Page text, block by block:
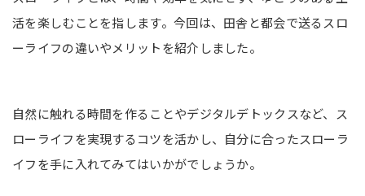
活を楽しむことを指します。今回は、田舎と都会で送るスロ
ーライフの違いやメリットを紹介しました。
自然に触れる時間を作ることやデジタルデトックスなど、ス
ローライフを実現するコツを活かし、自分に合ったスローラ
イフを手に入れてみてはいかがでしょうか。